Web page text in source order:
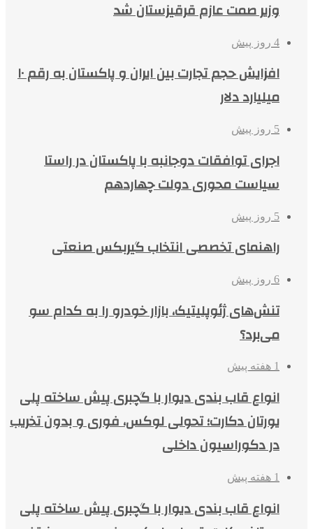
وزیر صمت عازم قرقیزستان شد
4 روز پیش
افزایش حجم تجارت بین ایران و پاکستان به رقم ۱۰
میلیارد دلار
5 روز پیش
اجرای توافقات دوجانبه با پاکستان در راستا
سیاست محوری دولت چهاردهم
5 روز پیش
راهنمای تخصصی انتخاب گیربکس صنعتی
6 روز پیش
تنش‌های ژئوپلیتیک، بازار خودرو را به کدام سو
می‌برد؟
1 هفته پیش
انواع قاب بندی دیوار با گچبری پیش ساخته پلی
یورتان دکارت؛ تحولی لوکس، فوری و بدون تخریب
در دکوراسیون داخلی
1 هفته پیش
انواع قاب بندی دیوار با گچبری پیش ساخته پلی